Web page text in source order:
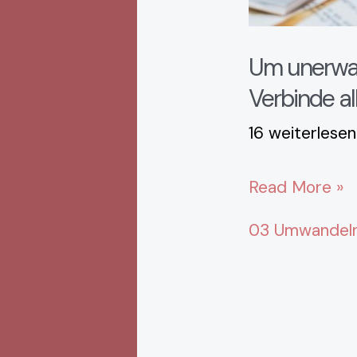
Um
Verbinde
16 weiterlesen
im
begegnet,
mit
Meditation.
Read More »
03